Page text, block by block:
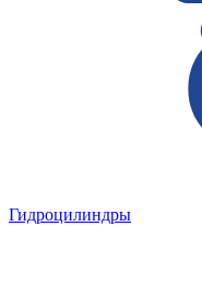
Гидроцилиндры